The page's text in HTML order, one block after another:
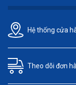
Hệ thốngcửa
Theo dõiđơn